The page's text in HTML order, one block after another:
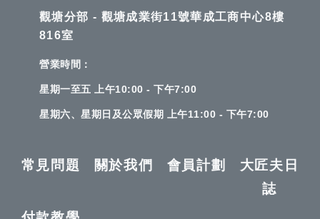
觀塘分部 - 觀塘成業街11號華成工商中心8樓
816室
營業時間：
星期一至五 上午10:00 - 下午7:00
星期六、星期日及公眾假期 上午11:00 - 下午7:00
常見問題 關於我們 會員計劃
大匠夫日
誌